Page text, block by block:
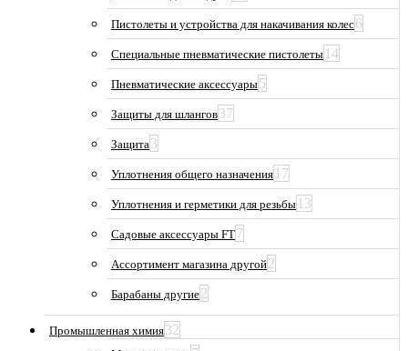
Пистолеты и устройства для накачивания колес6
Специальные пневматические пистолеты 14
Пневматические аксессуары5
Защиты для шлангов37
Защита3
Уплотнения общего назначения 17
Уплотнения и герметики для резьбы 13
Садовые аксессуары FT7
Ассортимент магазина другой2
Барабаны другие2
Промышленная химия32